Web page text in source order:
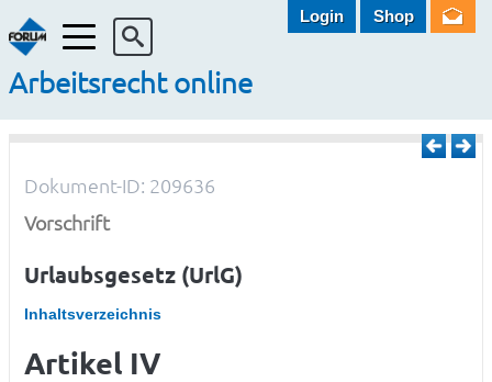
Menü
Arbeitsrecht online
Login Shop
Dokument-ID: 209636
Vorschrift
Urlaubsgesetz (UrlG)
Inhaltsverzeichnis
Artikel IV